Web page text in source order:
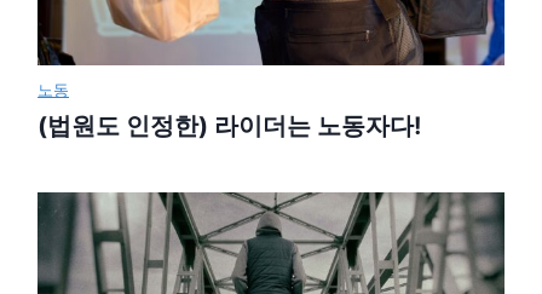
노동
(법원도 인정한) 라이더는 노동자다!